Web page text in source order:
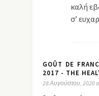
καλή
σ’
GOÛT DE
2017 - THE
28 Αυγούστου, 2020